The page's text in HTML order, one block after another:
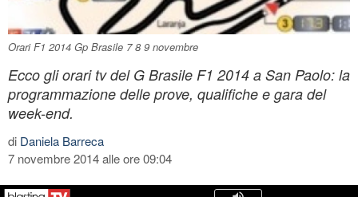
Orari F1 2014 Gp Brasile 7 8 9 novembre
Ecco gli orari tv del G Brasile F1 2014 a San Paolo: la
programmazione delle prove, qualifiche e gara del
week-end.
di Daniela Barreca
7 novembre 2014 alle ore 09:04